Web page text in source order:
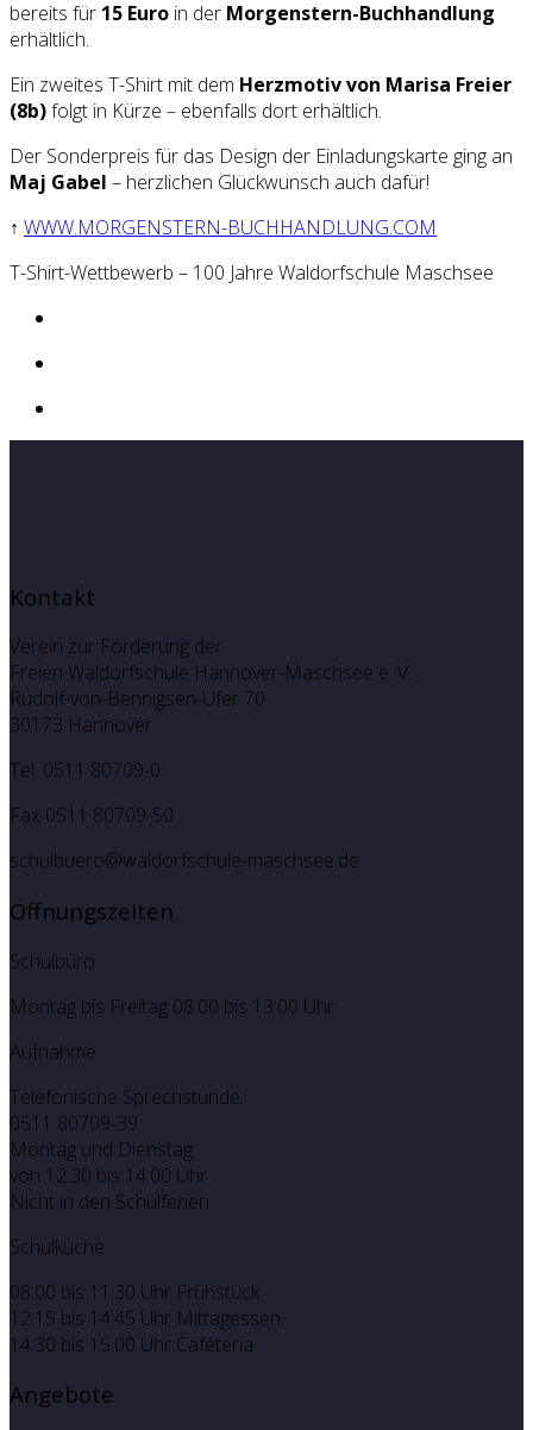
bereits für 15 Euro in der Morgenstern-Buchhandlung
erhältlich.
Ein zweites T-Shirt mit dem Herzmotiv von Marisa Freier
(8b)folgt in Kürze – ebenfalls dort erhältlich.
Der Sonderpreis für das Design der Einladungskarte ging an
Maj Gabel – herzlichen Glückwunsch auch dafür!
↑ WWW.MORGENSTERN-BUCHHANDLUNG.COM
T-Shirt-Wettbewerb – 100 Jahre Waldorfschule Maschsee
Kontakt
Verein zur Förderung der
Freien Waldorfschule Hannover-Maschsee e. V.
Rudolf-von-Bennigsen-Ufer 70
30173 Hannover
Tel. 0511 80709-0
Fax 0511 80709-50
schulbuero@waldorfschule-maschsee.de
Öffnungszeiten
Schulbüro
Montag bis Freitag 08:00 bis 13:00 Uhr
Aufnahme
Telefonische Sprechstunde:
0511 80709-39
Montag und Dienstag
von 12:30 bis 14:00 Uhr
Nicht in den Schulferien
Schulküche
08:00 bis 11:30 Uhr Frühstück
12:15 bis 14:45 Uhr Mittagessen
14.30 bis 15.00 Uhr Caféteria
Angebote